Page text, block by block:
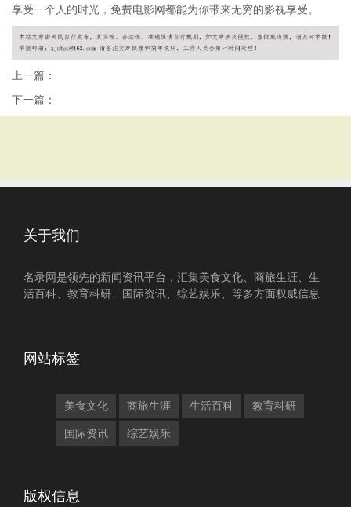
享受一个人的时光，免费电影网都能为你带来无穷的影视享受。
上一篇：
下一篇：
关于我们
名录网是领先的新闻资讯平台，汇集美食文化、商旅生涯、生
活百科、教育科研、国际资讯、综艺娱乐、等多方面权威信息
网站标签
美食文化 商旅生涯 生活百科 教育科研
国际资讯 综艺娱乐
版权信息